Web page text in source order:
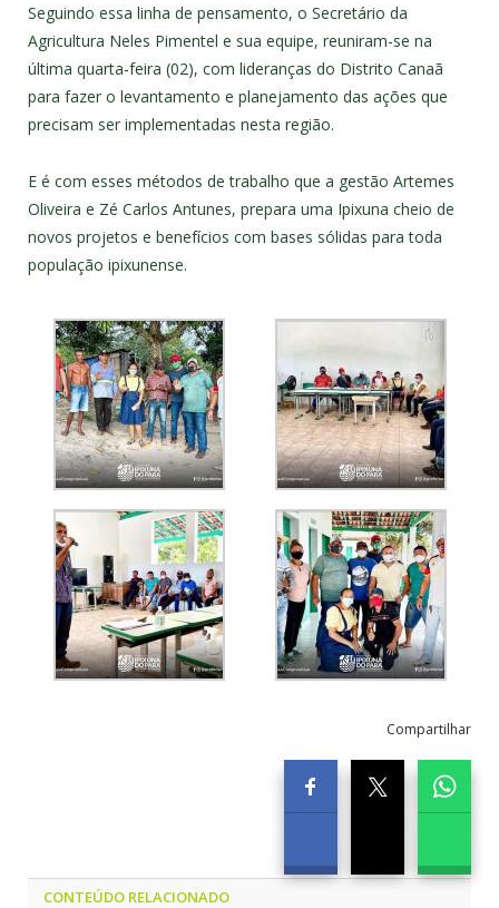
Seguindo essa linha de pensamento, o Secretário da
Agricultura Neles Pimentel e sua equipe, reuniram-se na
última quarta-feira (02), com lideranças do Distrito Canaã
para fazer o levantamento e planejamento das ações que
precisam ser implementadas nesta região.
E é com esses métodos de trabalho que a gestão Artemes
Oliveira e Zé Carlos Antunes, prepara uma Ipixuna cheio de
novos projetos e benefícios com bases sólidas para toda
população ipixunense.
Compartilhar
CONTEÚDO RELACIONADO